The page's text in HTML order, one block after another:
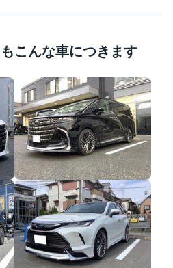
こんな車につきます